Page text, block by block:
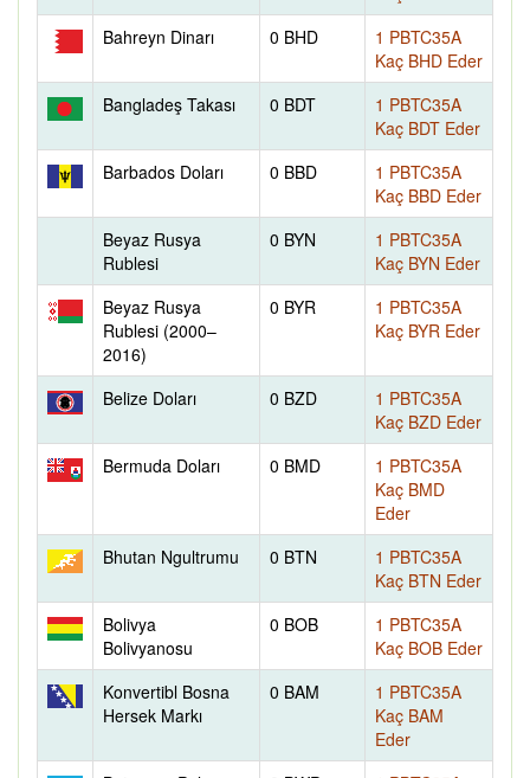
Bahreyn Dinarı
0 BHD
1 PBTC35A
Kaç BHD Eder
Bangladeş Takası
0 BDT
1 PBTC35A
Kaç BDT Eder
Barbados Doları
0 BBD
1 PBTC35A
Kaç BBD Eder
Beyaz Rusya
Rublesi
0 BYN
1 PBTC35A
Kaç BYN Eder
Beyaz Rusya
Rublesi (2000–
2016)
0 BYR
1 PBTC35A
Kaç BYR Eder
Belize Doları 0 BZD
1 PBTC35A
Kaç BZD Eder
Bermuda Doları
0 BMD
1 PBTC35A
Kaç BMD
Eder
Bhutan Ngultrumu
0 BTN
1 PBTC35A
Kaç BTN Eder
Bolivya
Bolivyanosu
0 BOB
1 PBTC35A
Kaç BOB Eder
Konvertibl Bosna
Hersek Markı
0 BAM
1 PBTC35A
Kaç BAM
Eder